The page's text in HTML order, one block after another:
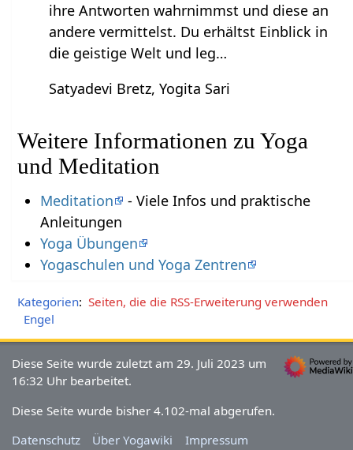
ihre Antworten wahrnimmst und diese an
andere vermittelst. Du erhältst Einblick in
die geistige Welt und leg…
Satyadevi Bretz, Yogita Sari
Weitere Informationen zu Yoga
und Meditation
Meditation
- Viele Infos und praktische
Anleitungen
Yoga Übungen
Yogaschulen und Yoga Zentren
Kategorien: Seiten, die die RSS-Erweiterung verwenden
Engel
Diese Seite wurde zuletzt am 29. Juli 2023 um
16:32 Uhr bearbeitet.
Diese Seite wurde bisher 4.102-mal abgerufen.
Datenschutz
Über Yogawiki Impressum